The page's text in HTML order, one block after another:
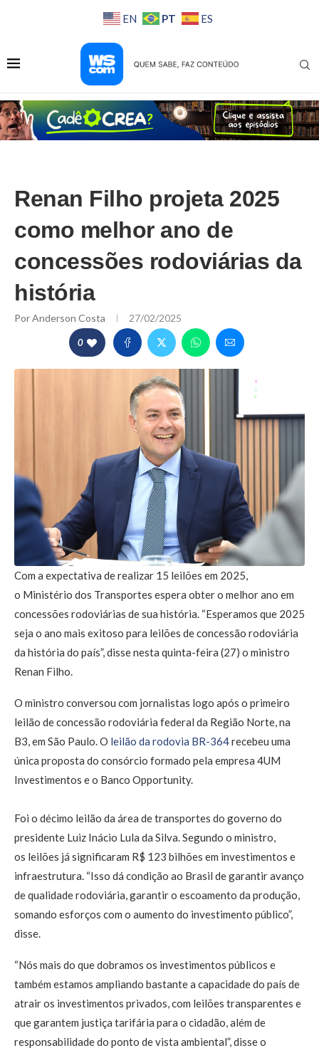
EN PT ES
Renan Filho projeta 2025
como melhor ano de
concessões rodoviárias da
história
PorAnderson Costa 27/02/2025
0
Com a expectativa de realizar 15 leilões em 2025,
o Ministério dos Transportes espera obter o melhor ano em
concessões rodoviárias de sua história. “Esperamos que 2025
seja o ano mais exitoso para leilões de concessão rodoviária
da história do país”, disse nesta quinta-feira (27) o ministro
Renan Filho.
O ministro conversou com jornalistas logo após o primeiro
leilão de concessão rodoviária federal da Região Norte, na
B3, em São Paulo. O leilão da rodovia BR-364recebeu uma
única proposta do consórcio formado pela empresa 4UM
Investimentos e o Banco Opportunity.
Foi o décimo leilão da área de transportes do governo do
presidente Luiz Inácio Lula da Silva. Segundo o ministro,
os leilões já significaram R$ 123 bilhões em investimentos e
infraestrutura. “Isso dá condição ao Brasil de garantir avanço
de qualidade rodoviária, garantir o escoamento da produção,
somando esforços com o aumento do investimento público”,
disse.
“Nós mais do que dobramos os investimentos públicos e
também estamos ampliando bastante a capacidade do país de
atrair os investimentos privados, com leilões transparentes e
que garantem justiça tarifária para o cidadão, além de
responsabilidade do ponto de vista ambiental”, disse o